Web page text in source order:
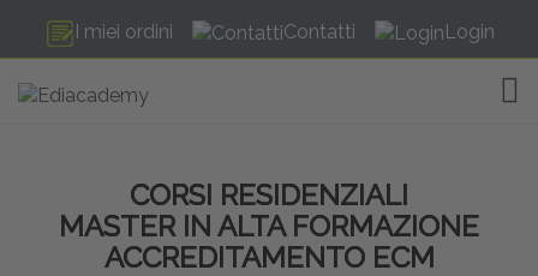
I miei ordini Contatti Login
CORSI RESIDENZIALI
MASTER IN ALTA FORMAZIONE
ACCREDITAMENTO ECM